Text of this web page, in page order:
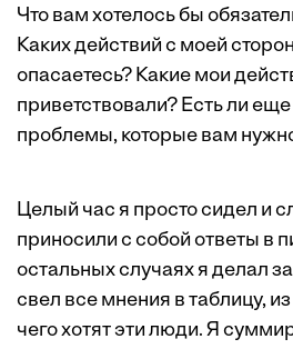
Что вам хотелось бы
Каких действий с моей
опасаетесь? Какие мои
приветствовали? Есть ли
проблемы, которые вам
Целый час я просто сидел и
приносили с собой ответы в
остальных случаях я делал
свел все мнения в таблицу,
чего хотят эти люди. Я